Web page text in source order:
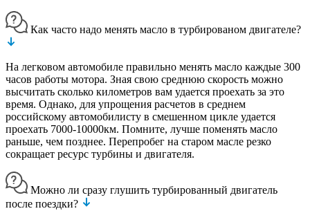
Как часто надо менять масло в турбированом двигателе?
На легковом автомобиле правильно менять масло каждые 300
часов работы мотора. Зная свою среднюю скорость можно
высчитать сколько километров вам удается проехать за это
время. Однако, для упрощения расчетов в среднем
российскому автомобилисту в смешенном цикле удается
проехать 7000-10000км. Помните, лучше поменять масло
раньше, чем позднее. Перепробег на старом масле резко
сокращает ресурс турбины и двигателя.
Можно ли сразу глушить турбированный двигатель
после поездки?